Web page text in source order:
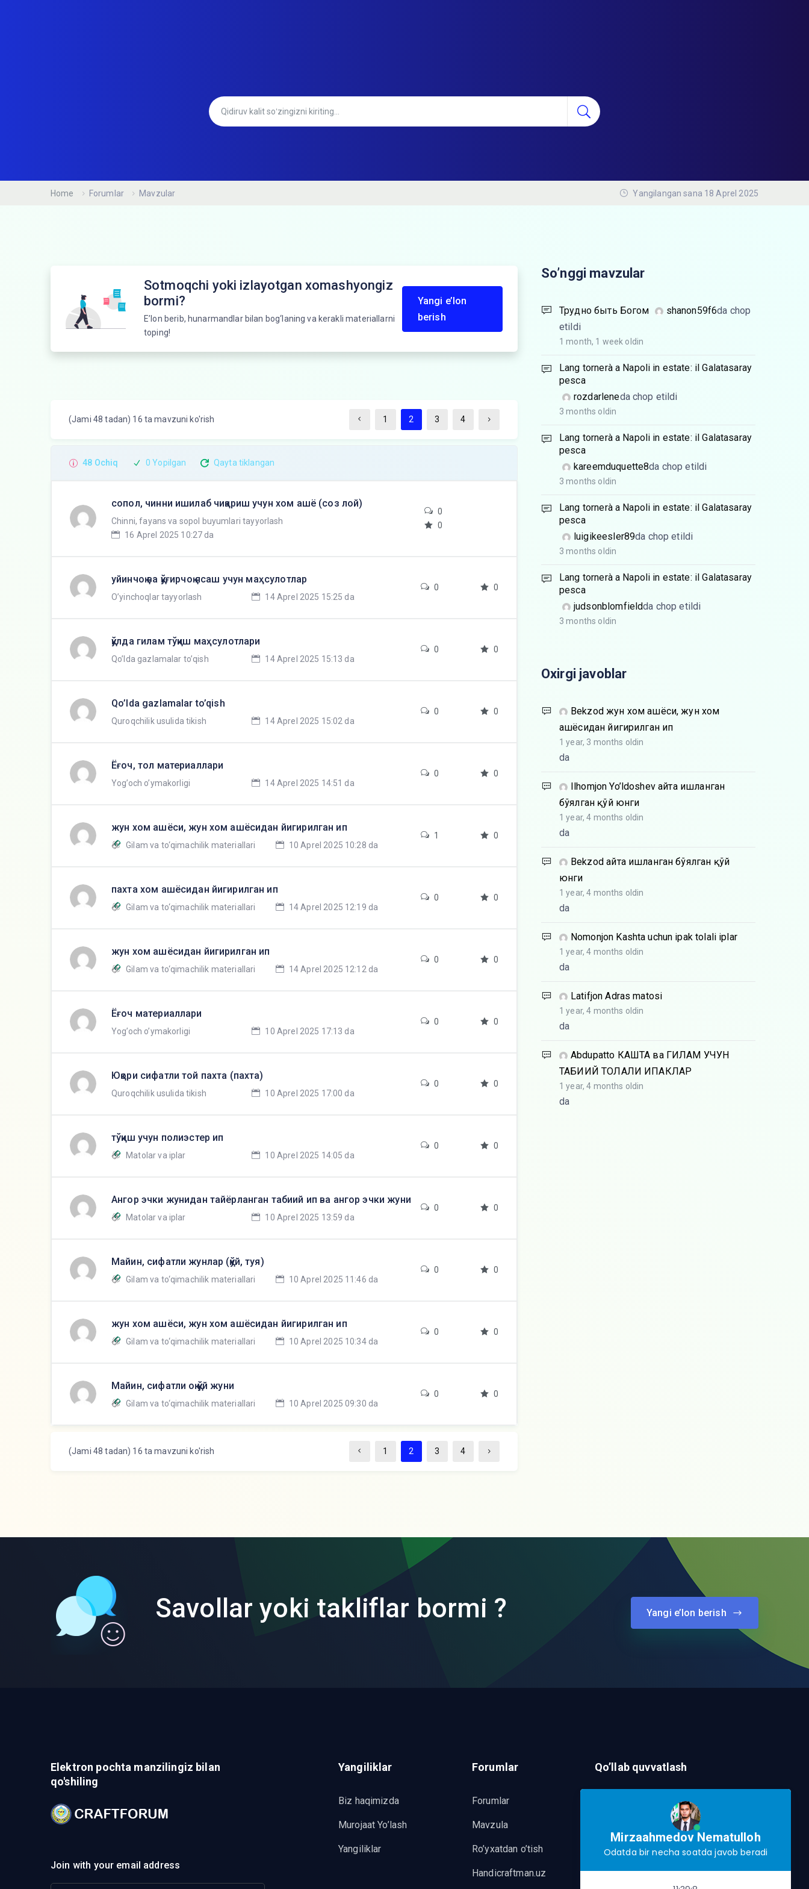
Home Forumlar Mavzular Yangilangan sana 18 Aprel 2025
Sotmoqchi yoki izlayotgan xomashyongiz
bormi?
E’lon berib, hunarmandlar bilan bog‘laning va kerakli materiallarni
toping!
Yangi e’lon
berish
(Jami 48 tadan) 16 ta mavzuni ko'rish 1 2 3 4
48 Ochiq 0 Yopilgan Qayta tiklangan
сопол, чинни ишилаб чиқариш учун хом ашё (соз лой)
Chinni, fayans va sopol buyumlari tayyorlash
16 Aprel 2025 10:27 da
0
0
уйинчоқ ва қўғирчоқ ясаш учун маҳсулотлар
O’yinchoqlar tayyorlash 14 Aprel 2025 15:25 da
0 0
қўлда гилам тўқиш маҳсулотлари
Qo’lda gazlamalar to’qish 14 Aprel 2025 15:13 da
0 0
Qo’lda gazlamalar to’qish
Quroqchilik usulida tikish 14 Aprel 2025 15:02 da
0 0
Ёғоч, тол материаллари
Yog’och o’ymakorligi 14 Aprel 2025 14:51 da
0 0
жун хом ашёси, жун хом ашёсидан йигирилган ип
Gilam va to‘qimachilik materiallari 10 Aprel 2025 10:28 da
1 0
пахта хом ашёсидан йигирилган ип
Gilam va to‘qimachilik materiallari 14 Aprel 2025 12:19 da
0 0
жун хом ашёсидан йигирилган ип
Gilam va to‘qimachilik materiallari 14 Aprel 2025 12:12 da
0 0
Ёғоч материаллари
Yog’och o’ymakorligi 10 Aprel 2025 17:13 da
0 0
Юқори сифатли той пахта (пахта)
Quroqchilik usulida tikish 10 Aprel 2025 17:00 da
0 0
тўқиш учун полиэстер ип
Matolar va iplar 10 Aprel 2025 14:05 da
0 0
Ангор эчки жунидан тайёрланган табиий ип ва ангор эчки жуни
Matolar va iplar 10 Aprel 2025 13:59 da
0 0
Майин, сифатли жунлар (қўй, туя)
Gilam va to‘qimachilik materiallari 10 Aprel 2025 11:46 da
0 0
жун хом ашёси, жун хом ашёсидан йигирилган ип
Gilam va to‘qimachilik materiallari 10 Aprel 2025 10:34 da
0 0
Майин, сифатли оқ қўй жуни
Gilam va to‘qimachilik materiallari 10 Aprel 2025 09:30 da
0 0
(Jami 48 tadan) 16 ta mavzuni ko'rish 1 2 3 4
So’nggi mavzular
Трудно быть Богом shanon59f6da chop
etildi
1 month, 1 week oldin
Lang tornerà a Napoli in estate: il Galatasaray
pesca
rozdarleneda chop etildi
3 months oldin
Lang tornerà a Napoli in estate: il Galatasaray
pesca
kareemduquette8da chop etildi
3 months oldin
Lang tornerà a Napoli in estate: il Galatasaray
pesca
luigikeesler89da chop etildi
3 months oldin
Lang tornerà a Napoli in estate: il Galatasaray
pesca
judsonblomfieldda chop etildi
3 months oldin
Oxirgi javoblar
Bekzod жун хом ашёси, жун хом
ашёсидан йигирилган ип
1 year, 3 months oldin
da
Ilhomjon Yo’ldoshev Қайта ишланган
бўялган қўй юнги
1 year, 4 months oldin
da
Bekzod Қайта ишланган бўялган қўй
юнги
1 year, 4 months oldin
da
Nomonjon Kashta uchun ipak tolali iplar
1 year, 4 months oldin
da
Latifjon Adras matosi
1 year, 4 months oldin
da
Abdupatto КАШТА ва ГИЛАМ УЧУН
ТАБИИЙ ТОЛАЛИ ИПАКЛАР
1 year, 4 months oldin
da
Savollar yoki takliflar bormi ? Yangi e’lon berish
Elektron pochta manzilingiz bilan
qo'shiling
Join with your email address
Yangiliklar
Biz haqimizda
Murojaat Yo’lash
Yangiliklar
Forumlar
Forumlar
Mavzula
Ro’yxatdan o’tish
Handicraftman.uz
Qo’llab quvvatlash
Telegram orqalik murojaat yo’lash
Mirzaahmedov Nematulloh
Odatda bir necha soatda javob beradi